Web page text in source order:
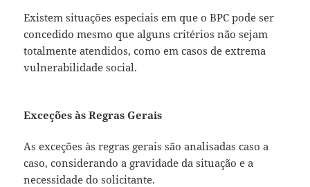
Existem situações especiais em que o BPC pode ser
concedido mesmo que alguns critérios não sejam
totalmente atendidos, como em casos de extrema
vulnerabilidade social.
Exceções às Regras Gerais
As exceções às regras gerais são analisadas caso a
caso, considerando a gravidade da situação e a
necessidade do solicitante.